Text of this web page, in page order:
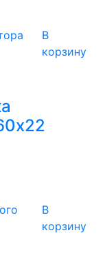
В
корзину
В
корзину